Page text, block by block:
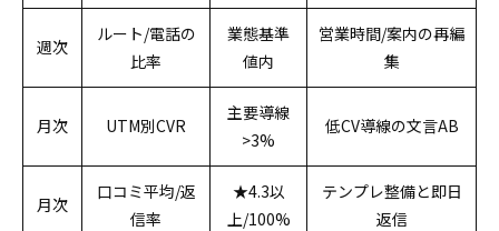
週次
ルート/電話の
比率
業態基準
値内
営業時間/案内の再編
集
月次 UTM別CVR
主要導線
>3%
低CV導線の文言AB
月次
口コミ平均/返
信率
★4.3以
上/100%
テンプレ整備と即日
返信